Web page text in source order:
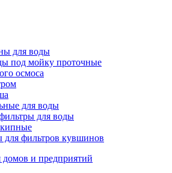
для воды
под мойку проточные
осмоса
для воды
для воды
для фильтров кувшинов
и предприятий